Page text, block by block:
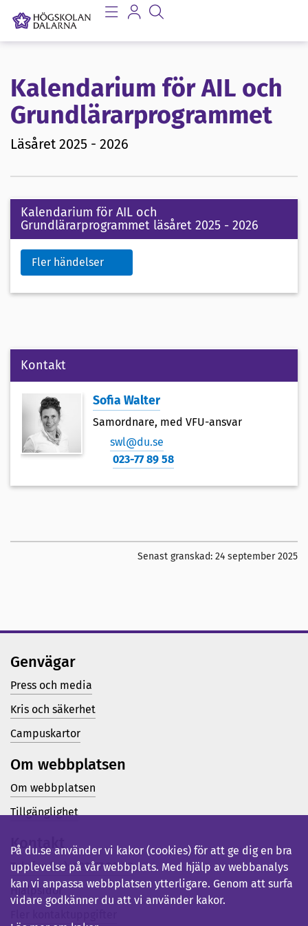
Kalendarium för AIL och
Grundlärarprogrammet
Läsåret 2025 - 2026
Kalendarium för AIL och
Grundlärarprogrammet läsåret 2025 - 2026
Fler händelser
Kontakt
Sofia Walter
Samordnare, med VFU-ansvar
swl@du.se
023-77 89 58
Senast granskad: 24 september 2025
Genvägar
Press och media
Kris och säkerhet
Campuskartor
Om webbplatsen
Om webbplatsen
Tillgänglighet
Kontakt
Telefon (vx): 023-77 80 00
Hjälpsidor
På du.se använder vi kakor (cookies) för att ge dig en bra
upplevelse på vår webbplats. Med hjälp av webbanalys
kan vi anpassa webbplatsen ytterligare. Genom att surfa
vidare godkänner du att vi använder kakor.